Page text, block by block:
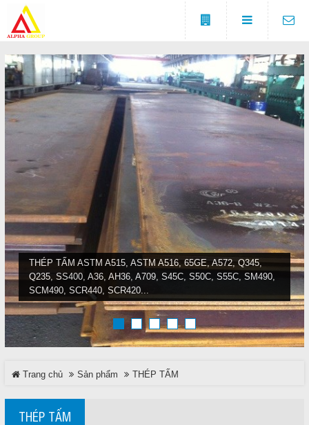
THÉP TẤM ASTM A515, ASTM A516, 65GE, A572, Q345,
Q235, SS400, A36, AH36, A709, S45C, S50C, S55C, SM490,
SCM490, SCR440, SCR420...
Trang chủ Sản phẩm THÉP TẤM
THÉP TẤM
DANH MỤC
Sản phẩm
Liên hệ
Đóng
TRÊN MẠNG XÃ HỘI
Facebook
Google
LIÊN HỆ
Địa chỉ
Số 5A, KCX Linh Trung 1, P
Linh Trung, TP. Thủ Đức, TP.
HCM
0937682789
(0274) 3729 333
COPYRIGHT 2016. ALL RIGHTS RESERVED